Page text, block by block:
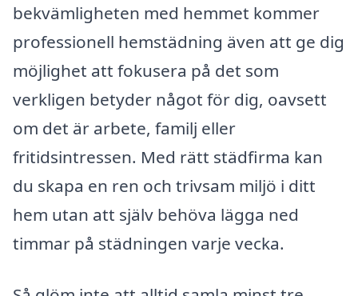
bekvämligheten med hemmet kommer
professionell hemstädning även att ge dig
möjlighet att fokusera på det som
verkligen betyder något för dig, oavsett
om det är arbete, familj eller
fritidsintressen. Med rätt städfirma kan
du skapa en ren och trivsam miljö i ditt
hem utan att själv behöva lägga ned
timmar på städningen varje vecka.